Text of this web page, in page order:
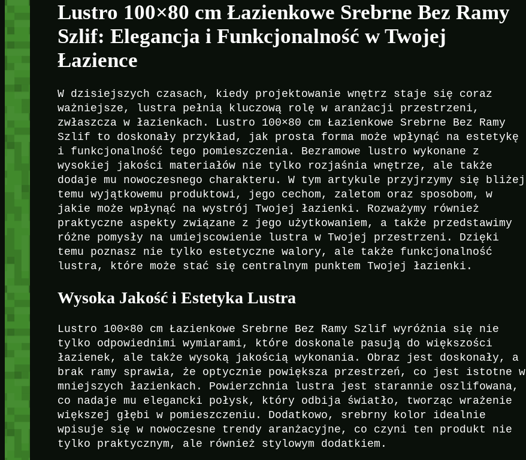
Lustro 100×80 cm Łazienkowe Srebrne Bez Ramy
Szlif: Elegancja i Funkcjonalność w Twojej
Łazience
W dzisiejszych czasach, kiedy projektowanie wnętrz staje się coraz
ważniejsze, lustra pełnią kluczową rolę w aranżacji przestrzeni,
zwłaszcza w łazienkach. Lustro 100×80 cm Łazienkowe Srebrne Bez Ramy
Szlif to doskonały przykład, jak prosta forma może wpłynąć na estetykę
i funkcjonalność tego pomieszczenia. Bezramowe lustro wykonane z
wysokiej jakości materiałów nie tylko rozjaśnia wnętrze, ale także
dodaje mu nowoczesnego charakteru. W tym artykule przyjrzymy się bliżej
temu wyjątkowemu produktowi, jego cechom, zaletom oraz sposobom, w
jakie może wpłynąć na wystrój Twojej łazienki. Rozważymy również
praktyczne aspekty związane z jego użytkowaniem, a także przedstawimy
różne pomysły na umiejscowienie lustra w Twojej przestrzeni. Dzięki
temu poznasz nie tylko estetyczne walory, ale także funkcjonalność
lustra, które może stać się centralnym punktem Twojej łazienki.
Wysoka Jakość i Estetyka Lustra
Lustro 100×80 cm Łazienkowe Srebrne Bez Ramy Szlif wyróżnia się nie
tylko odpowiednimi wymiarami, które doskonale pasują do większości
łazienek, ale także wysoką jakością wykonania. Obraz jest doskonały, a
brak ramy sprawia, że optycznie powiększa przestrzeń, co jest istotne w
mniejszych łazienkach. Powierzchnia lustra jest starannie oszlifowana,
co nadaje mu elegancki połysk, który odbija światło, tworząc wrażenie
większej głębi w pomieszczeniu. Dodatkowo, srebrny kolor idealnie
wpisuje się w nowoczesne trendy aranżacyjne, co czyni ten produkt nie
tylko praktycznym, ale również stylowym dodatkiem.